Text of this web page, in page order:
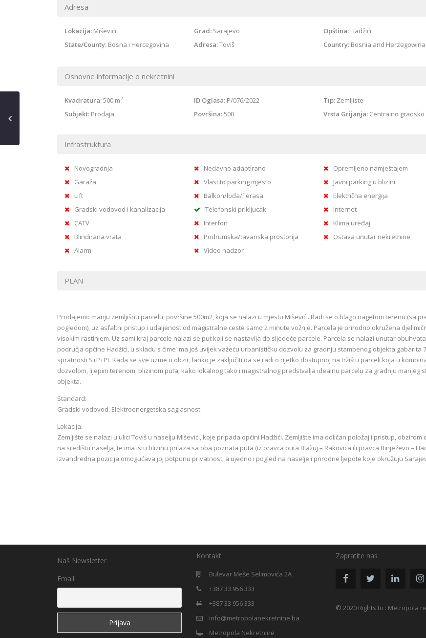
Adresa
Lokacija: Miševići Grad: Sarajevo Opština: Hadžići
State/County: Bosna i Hercegovina Adresa:Toviš Country:Bosnia and Herzegowina
Osnovne informacije o nekretnini
Kvadratura:500 m2 ID Oglasa:P/076/2022 Tip:Zemljiste
Subjekt: Prodaja Površina:500 Vrsta Grijanja:Centralno gradsko
Infrastruktura
Novogradnja Nedavno adaptirano
Opremljeno namještajem
Garaža
Vlastito parking mjesto
Javni parking u blizini
Lift
Balkon/lođa/Terasa
Električna energija
Gradski vodovod i kanalizacija
Telefonski prikljucak
Internet
CATV
Interfon
Klima uređaj
Blindirana vrata
Podrumska/tavanska prostorija
Ostava unutar nekretnine
Alarm
Video nadzor
PLAN
Prodajemo manju zemljišnu parcelu, površine 500m2, koja se nalazi u mjestu Miševići. Radi se o blago nagetom terenu (sa
pogledom), uz asfaltni pristup i udaljenost od magistralne ceste samo 2 minute vožnje. Parcela je prirodno okružena
visokim rastinjem. Uz sami kraj parcele nalazi se put koji se nastavlja do sljedeće parcele. Parcela se nalazi unutar
područja općine Hadžići, u skladu s čime ima još uvijek važeću urbanističku dozvolu za gradnju stambenog objekta gabarita
spratnosti S+P+Pt. Kada se sve uzme u obzir, lahko je zaključiti da se radi o rijetko dostupnoj na tržištu parceli koja u
dozvolom, lijepim terenom, blizinom puta, kako lokalnog tako i magistralnog predstvalja idealnu parcelu za gradnju manjeg
objekta.
Standard:
Gradski vodovod. Elektroenergetska saglasnost.
Lokacija:
Zemljište se nalazi u ulici Toviš u naselju Miševići, koje pripada općini Hadžići. Zemljište ima odličan položaj i pristup, obzirom
na središtu naselja, te ima istu blizinu prilaza sa oba poznata puta (iz pravca puta Blažuj – Rakovica ili pravca Binježevo –
Izvandredna pozicija omogućava joj potpunu privatnost, a ujedno i pogled na naselje i prirodne ljepote koje okružuju
Naš Newsletter
Email
Kontakt
Bulevar Meše Selimovića 2A
+387 33 956 333
+387 33 956 333
info@metropolanekretnine.ba
Metropola Nekretnine
Zapratite nas
© 2020 Rights to : Metropola